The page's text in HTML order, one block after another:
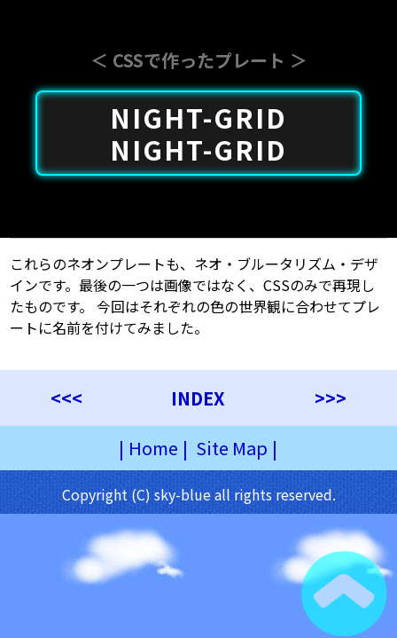
＜ CSSで作ったプレート ＞
NIGHT-GRID
NIGHT-GRID
これらのネオンプレートも、ネオ・ブルータリズム・デザ
インです。最後の一つは画像ではなく、CSSのみで再現し
たものです。 今回はそれぞれの色の世界観に合わせてプレ
ートに名前を付けてみました。
<<< INDEX
>>>
| Home | Site Map |
Copyright (C) sky-blue all rights reserved.